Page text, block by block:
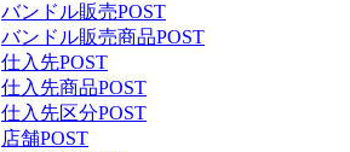
バンドル販売POST
バンドル販売商品POST
仕入先POST
仕入先商品POST
仕入先区分POST
店舗POST